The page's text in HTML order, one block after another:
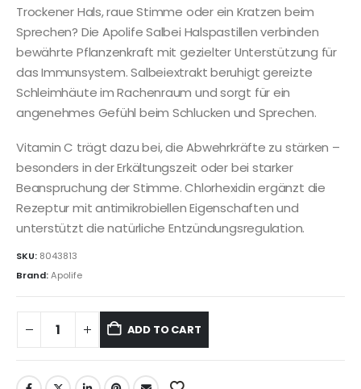
Trockener Hals, raue Stimme oder ein Kratzen beim
Sprechen? Die Apolife Salbei Halspastillen verbinden
bewährte Pflanzenkraft mit gezielter Unterstützung für
das Immunsystem. Salbeiextrakt beruhigt gereizte
Schleimhäute im Rachenraum und sorgt für ein
angenehmes Gefühl beim Schlucken und Sprechen.
Vitamin C trägt dazu bei, die Abwehrkräfte zu stärken –
besonders in der Erkältungszeit oder bei starker
Beanspruchung der Stimme. Chlorhexidin ergänzt die
Rezeptur mit antimikrobiellen Eigenschaften und
unterstützt die natürliche Entzündungsregulation.
SKU: 8043813
Brand:Apolife
ADD TO CART